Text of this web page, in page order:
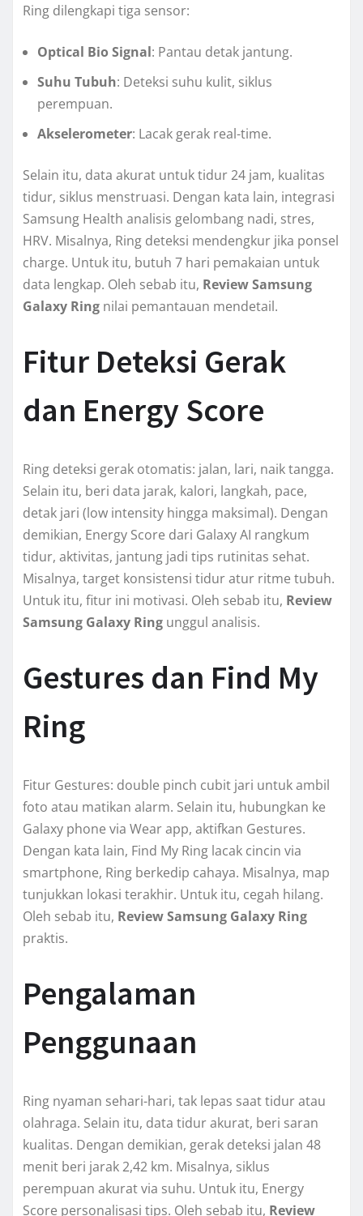
Ring dilengkapi tiga sensor:
Optical Bio Signal: Pantau detak jantung.
Suhu Tubuh: Deteksi suhu kulit, siklus
perempuan.
Akselerometer: Lacak gerak real-time.
Selain itu, data akurat untuk tidur 24 jam, kualitas
tidur, siklus menstruasi. Dengan kata lain, integrasi
Samsung Health analisis gelombang nadi, stres,
HRV. Misalnya, Ring deteksi mendengkur jika ponsel
charge. Untuk itu, butuh 7 hari pemakaian untuk
data lengkap. Oleh sebab itu, Review Samsung
Galaxy Ring nilai pemantauan mendetail.
Fitur Deteksi Gerak
dan Energy Score
Ring deteksi gerak otomatis: jalan, lari, naik tangga.
Selain itu, beri data jarak, kalori, langkah, pace,
detak jari (low intensity hingga maksimal). Dengan
demikian, Energy Score dari Galaxy AI rangkum
tidur, aktivitas, jantung jadi tips rutinitas sehat.
Misalnya, target konsistensi tidur atur ritme tubuh.
Untuk itu, fitur ini motivasi. Oleh sebab itu, Review
Samsung Galaxy Ring unggul analisis.
Gestures dan Find My
Ring
Fitur Gestures: double pinch cubit jari untuk ambil
foto atau matikan alarm. Selain itu, hubungkan ke
Galaxy phone via Wear app, aktifkan Gestures.
Dengan kata lain, Find My Ring lacak cincin via
smartphone, Ring berkedip cahaya. Misalnya, map
tunjukkan lokasi terakhir. Untuk itu, cegah hilang.
Oleh sebab itu, Review Samsung Galaxy Ring
praktis.
Pengalaman
Penggunaan
Ring nyaman sehari-hari, tak lepas saat tidur atau
olahraga. Selain itu, data tidur akurat, beri saran
kualitas. Dengan demikian, gerak deteksi jalan 48
menit beri jarak 2,42 km. Misalnya, siklus
perempuan akurat via suhu. Untuk itu, Energy
Score personalisasi tips. Oleh sebab itu, Review